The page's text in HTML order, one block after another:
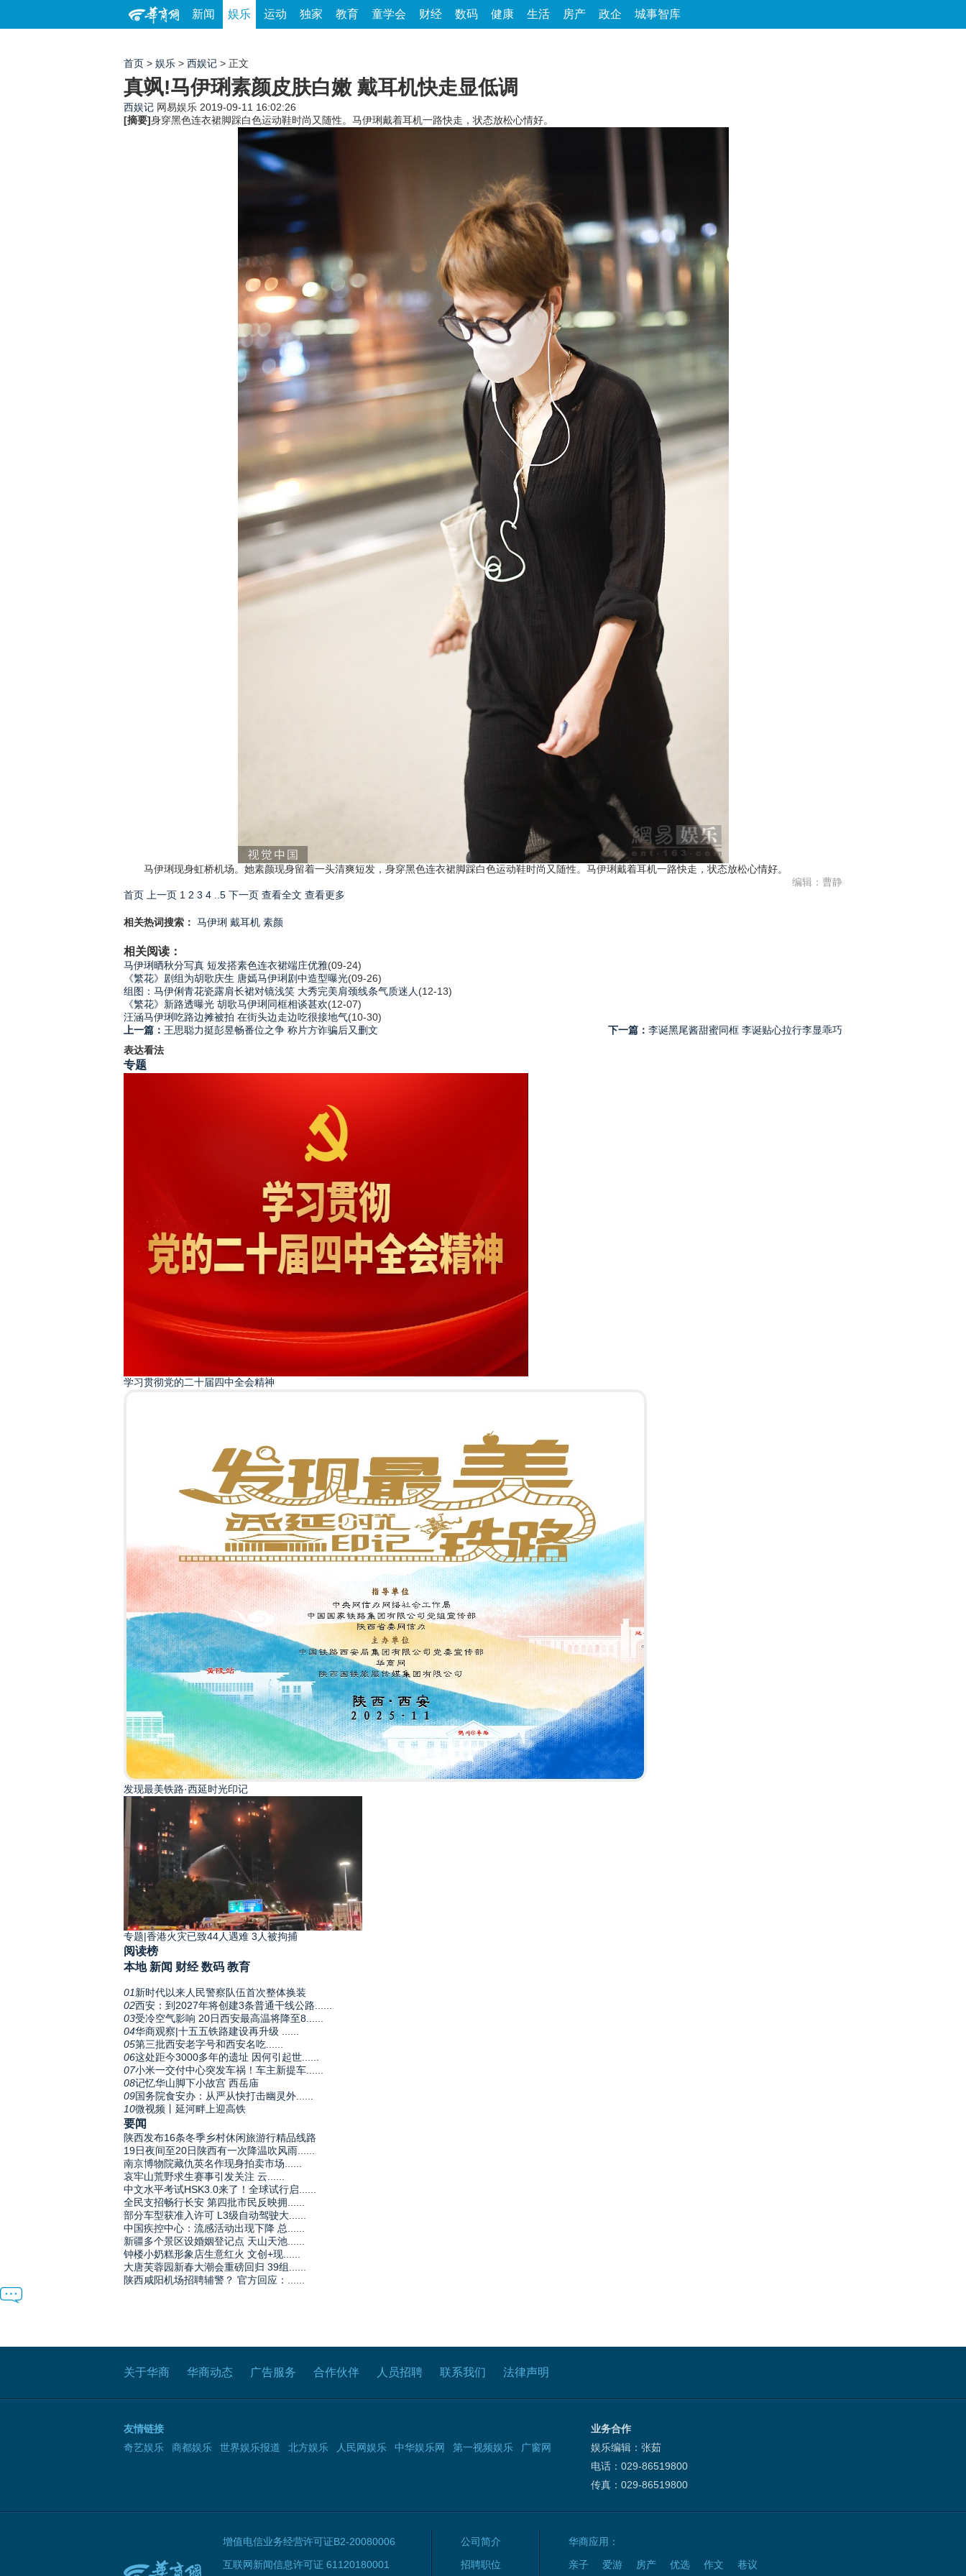
新闻 娱乐 运动 独家 教育 童学会 财经 数码 健康 生活 房产 政企 城事智库
首页 > 娱乐 > 西娱记 > 正文
真飒!马伊琍素颜皮肤白嫩 戴耳机快走显低调
西娱记 网易娱乐 2019-09-11 16:02:26
[摘要]身穿黑色连衣裙脚踩白色运动鞋时尚又随性。马伊琍戴着耳机一路快走，状态放松心情好。
马伊琍现身虹桥机场。她素颜现身留着一头清爽短发，身穿黑色连衣裙脚踩白色运动鞋时尚又随性。马伊琍戴着耳机一路快走，状态放松心情好。
编辑：曹静
首页
上一页 1 2 3 4 5 下一页 查看全文 查看更多
相关热词搜索： 马伊琍 戴耳机 素颜
相关阅读：
马伊琍晒秋分写真 短发搭素色连衣裙端庄优雅(09-24)
《繁花》剧组为胡歌庆生 唐嫣马伊琍剧中造型曝光(09-26)
组图：马伊俐青花瓷露肩长裙对镜浅笑 大秀完美肩颈线条气质迷人 (12-13)
《繁花》新路透曝光 胡歌马伊琍同框相谈甚欢(12-07)
汪涵马伊琍吃路边摊被拍 在街头边走边吃很接地气(10-30)
上一篇： 王思聪力挺彭昱畅番位之争 称片方诈骗后又删文 下一篇： 李诞黑尾酱甜蜜同框 李诞贴心拉行李显乖巧
表达看法
专题
学习贯彻党的二十届四中全会精神
发现最美铁路·西延时光印记
专题|香港火灾已致44人遇难 3人被拘捕
阅读榜
本地 新闻 财经 数码 教育
01新时代以来人民警察队伍首次整体换装
02西安：到2027年将创建3条普通干线公路......
03受冷空气影响 20日西安最高温将降至8......
04华商观察|十五五铁路建设再升级 ......
05第三批西安老字号和西安名吃......
06这处距今3000多年的遗址 因何引起世......
07小米一交付中心突发车祸！车主新提车......
08记忆华山脚下小故宫 西岳庙
09国务院食安办：从严从快打击幽灵外......
10微视频丨延河畔上迎高铁
要闻
陕西发布16条冬季乡村休闲旅游行精品线路
19日夜间至20日陕西有一次降温吹风雨......
南京博物院藏仇英名作现身拍卖市场......
哀牢山荒野求生赛事引发关注 云......
中文水平考试HSK3.0来了！全球试行启......
全民支招畅行长安 第四批市民反映拥......
部分车型获准入许可 L3级自动驾驶大......
中国疾控中心：流感活动出现下降 总......
新疆多个景区设婚姻登记点 天山天池......
钟楼小奶糕形象店生意红火 文创+现......
大唐芙蓉园新春大潮会重磅回归 39组......
陕西咸阳机场招聘辅警？ 官方回应：......
关于华商 华商动态 广告服务 合作伙伴 人员招聘 联系我们 法律声明
友情链接
奇艺娱乐
商都娱乐 世界娱乐报道 北方娱乐 人民网娱乐 中华娱乐网 第一视频娱乐 广窗网
业务合作
娱乐编辑：张茹
电话：029-86519800
传真：029-86519800
增值电信业务经营许可证B2-20080006
互联网新闻信息许可证 61120180001
公司简介
招聘职位
华商应用：
亲子
爱游 房产 优选 作文 巷议